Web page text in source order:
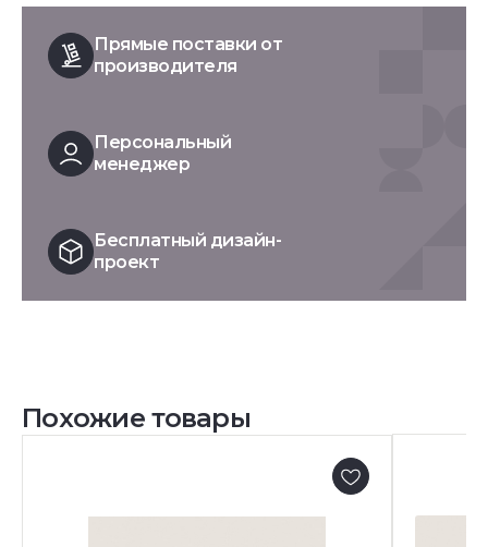
Прямые поставки от
производителя
Персональный
менеджер
Бесплатный дизайн-
проект
Похожие товары